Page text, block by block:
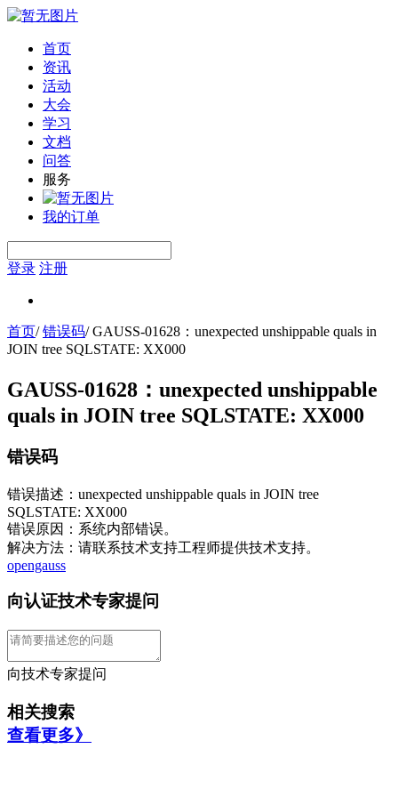
首页
资讯
活动
大会
学习
文档
问答
服务
我的订单
登录 注册
首页/错误码/GAUSS-01628：unexpected unshippable quals in
JOIN tree SQLSTATE: XX000
GAUSS-01628：unexpected unshippable
quals in JOIN tree SQLSTATE: XX000
错误码
错误描述：unexpected unshippable quals in JOIN tree
SQLSTATE: XX000
错误原因：系统内部错误。
解决方法：请联系技术支持工程师提供技术支持。
opengauss
向认证技术专家提问
向技术专家提问
相关搜索
查看更多》